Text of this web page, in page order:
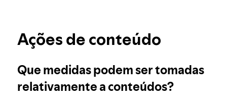
Integridade eleitoral no Spotify
A nossa abordagem a conteúdos perigosos e
enganadores
Saiba mais sobre privacidade
Ações de conteúdo
Que medidas podem ser tomadas
relativamente a conteúdos?